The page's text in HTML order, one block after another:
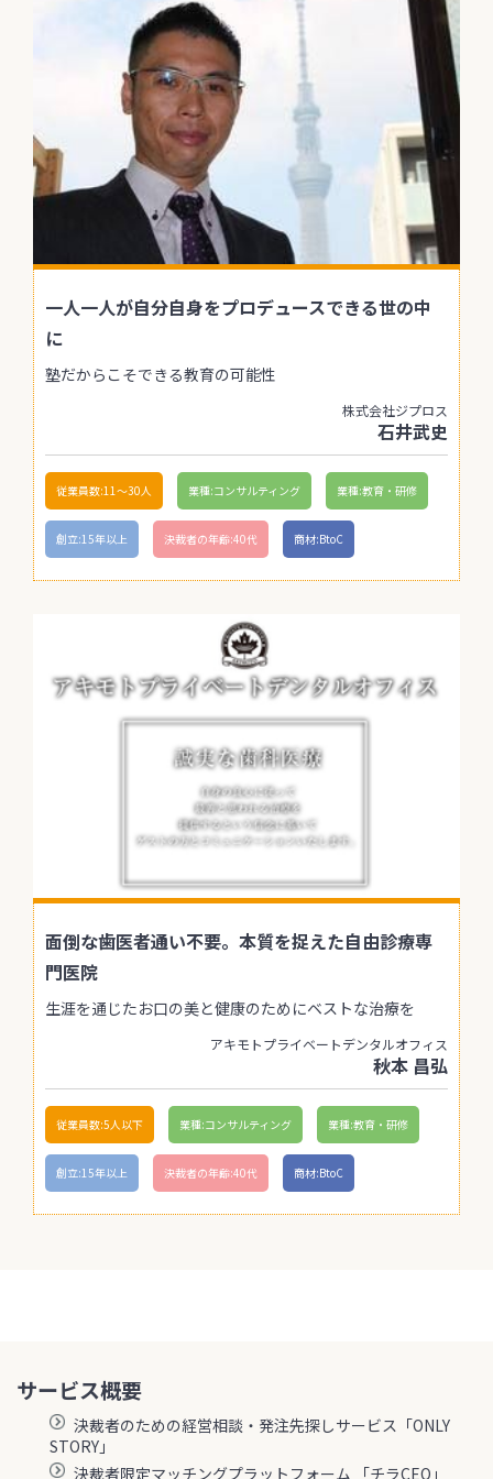
一人一人が自分自身をプロデュースできる世の中
に
塾だからこそできる教育の可能性
株式会社ジプロス
石井武史
従業員数:11〜30人 業種:コンサルティング 業種:教育・研修
創立:15年以上 決裁者の年齢:40代 商材:BtoC
面倒な歯医者通い不要。本質を捉えた自由診療専
門医院
生涯を通じたお口の美と健康のためにベストな治療を
アキモトプライベートデンタルオフィス
秋本 昌弘
従業員数:5人以下 業種:コンサルティング 業種:教育・研修
創立:15年以上 決裁者の年齢:40代 商材:BtoC
サービス概要
決裁者のための経営相談・発注先探しサービス「ONLY
STORY」
決裁者限定マッチングプラットフォーム 「チラCEO」